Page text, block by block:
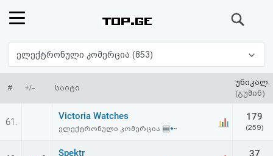
რეიტინგი
(მთავარი)
ფოსტა
ელექტრონული კომერცია (853)
# +/- საიტი
უნიკალ.
(გუშინ)
61.
Victoria Watches
ელექტრონული კომერცია ▤⇠
179
(259)
Spektr 37